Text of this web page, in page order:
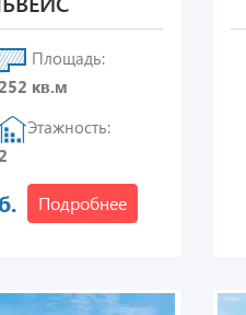
Площадь:
кв.м
Этажность:
Подробнее